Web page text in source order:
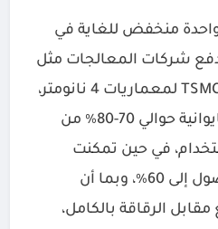
واحدة منخفض للغاية في
للتعاقد مع TSMC لمعماريات 4 نانومتر،
حيث كان لدى الشركة التايوانية حوالي 70-80٪ من
في حين تمكنت
بالكاد من الوصول إلى 60٪، وبما أن
الرقاقة بالكامل،